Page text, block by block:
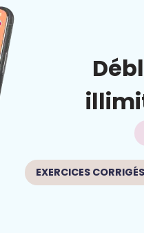
EXERCICES CORRIGÉS